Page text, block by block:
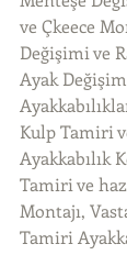
ve Çkeece
Değişimi ve
Ayak
Kulp Tamiri
Ayakkabılık
Tamiri ve
Montajı,
Tamiri